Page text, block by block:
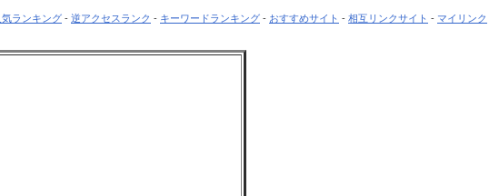
気ランキング - 逆アクセスランク - キーワードランキング - おすすめサイト - 相互リンクサイト - マイリンク